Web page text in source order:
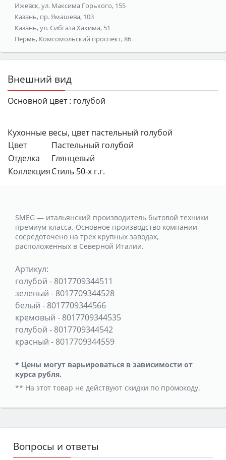
Ижевск, ул. Максима Горького, 155
Казань, пр. Ямашева, 103
Казань, ул. Сибгата Хакима, 51
Пермь, Комсомольский проспект, 86
Внешний вид
Основной цвет : голубой
Кухонные весы, цвет пастельный голубой
Цвет
Пастельный голубой
Отделка
Глянцевый
КоллекцияСтиль 50-х г.г.
SMEG — итальянский производитель бытовой техники
премиум-класса. Основное производство компании
сосредоточено на трех крупных заводах,
расположенных в Северной Италии.
Артикул:
голубой - 8017709344511
зеленый - 8017709344528
белый - 8017709344566
кремовый - 8017709344535
голубой - 8017709344542
красный - 8017709344559
* Цены могут варьироваться в зависимости от
курса рубля.
** На этот товар не действуют скидки по промокоду.
Вопросы и ответы